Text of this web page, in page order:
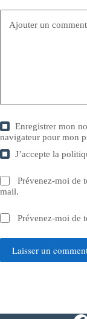
Ajouter un
Enregistrer mon
navigateur pour mon
J’accepte la
Prévenez-moi de
mail.
Prévenez-moi de
Laisser un